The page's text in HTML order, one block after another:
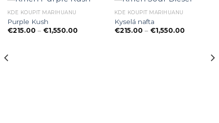
KDE KOUPIT MARIHUANU
Purple Kush
€215.00 – €1,550.00Preisspanne:
KDE KOUPIT MARIHUANU
Kyselá nafta
€215.00 – €1,550.00